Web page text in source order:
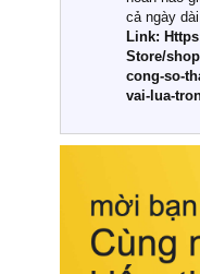
Khác với
thường,
cao cấp
nghiêm
liệu tự
nhuộm
này, bạn
hồi chuẩn
cột sống.
Bên cạnh
cả ngày
Link:
Store/
cong-so-
vai-lua-